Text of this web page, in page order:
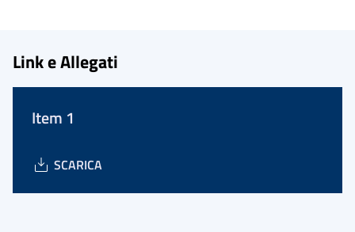
Link e Allegati
Item 1
SCARICA